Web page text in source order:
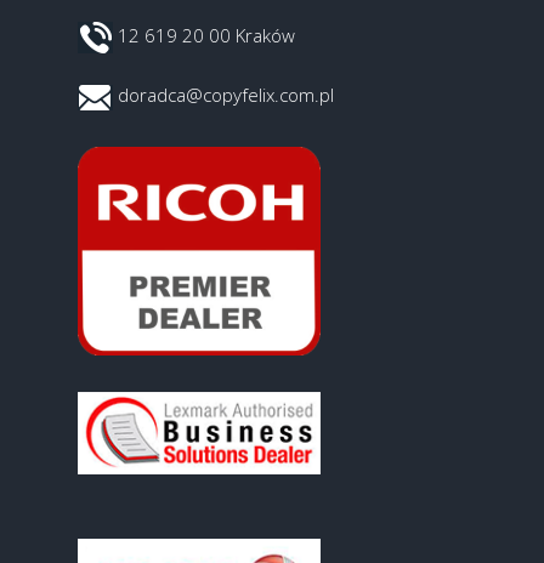
12 619 20 00 Kraków
doradca@copyfelix.com.pl